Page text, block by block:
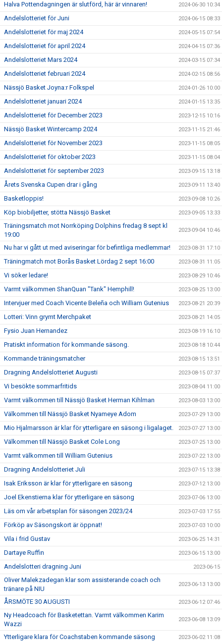
Halva Pottendagningen är slutförd, här är vinnaren! 2024-06-30 10:34
Andelslotteriet för Juni 2024-06-15 08:33
Andelslotteriet för maj 2024 2024-05-15 07:54
Andelslotteriet för april 2024 2024-04-15 07:36
Andelslotteriet Mars 2024 2024-03-15 07:34
Andelslotteriet februari 2024 2024-02-15 08:56
Nässjö Basket Joyna:r Folkspel 2024-01-26 10:00
Andelslotteriet januari 2024 2024-01-15 13:35
Andelslotteriet för December 2023 2023-12-15 10:16
Nässjö Basket Wintercamp 2024 2023-11-15 21:46
Andelslotteriet för November 2023 2023-11-15 08:05
Andelslotteriet för oktober 2023 2023-11-15 08:04
Andelslotteriet för september 2023 2023-09-15 13:18
Årets Svenska Cupen drar i gång 2023-09-11 13:40
Basketloppis! 2023-09-08 10:26
Köp biobiljetter, stötta Nässjö Basket 2023-09-05 13:33
Träningsmatch mot Norrköping Dolphins fredag 8 sept kl
19:00
2023-09-04 10:46
Nu har vi gått ut med aviseringar för befintliga medlemmar! 2023-08-31 17:10
Träningmatch mot Borås Basket Lördag 2 sept 16:00 2023-08-31 11:05
Vi söker ledare! 2023-08-29 10:46
Varmt välkommen ShanQuan "Tank" Hemphill! 2023-08-25 13:00
Intervjuer med Coach Vicente Beleña och William Gutenius 2023-08-21 20:39
Lotteri: Vinn grymt Merchpaket 2023-08-21 14:05
Fysio Juan Hernandez 2023-08-19 16:10
Pratiskt information för kommande säsong. 2023-08-18 10:44
Kommande träningsmatcher 2023-08-15 13:51
Dragning Andelslotteriet Augusti 2023-08-15 07:37
Vi besökte sommarfritids 2023-08-04 11:00
Varmt välkommen till Nässjö Basket Herman Kihlman 2023-08-03 13:00
Välkommen till Nässjö Basket Nyameye Adom 2023-07-29 13:00
Mio Hjalmarsson är klar för ytterligare en säsong i ligalaget. 2023-07-27 13:00
Välkommen till Nässjö Basket Cole Long 2023-07-25 13:00
Varmt välkommen till William Gutenius 2023-07-22 13:00
Dragning Andelslotteriet Juli 2023-07-15 13:38
Isak Eriksson är klar för ytterligare en säsong 2023-07-12 13:00
Joel Ekenstierna klar för ytterligare en säsong 2023-07-06 13:00
Läs om vår arbetsplan för säsongen 2023/24 2023-07-03 17:55
Förköp av Säsongskort är öppnat! 2023-07-03 10:00
Vila i frid Gustav 2023-06-25 14:31
Dartaye Ruffin 2023-06-15 13:00
Andelslotteri dragning Juni 2023-06-15
Oliver Malekzadegan klar som assisterande coach och
tränare på NIU
2023-06-13 13:00
ÅRSMÖTE 30 AUGUSTI 2023-06-12 07:46
Ny Headcoach för Basketettan. Varmt välkommen Karim
Wazzi
2023-06-08 13:09
Ytterligare klara för Coachstaben kommande säsong 2023-06-02 11:08